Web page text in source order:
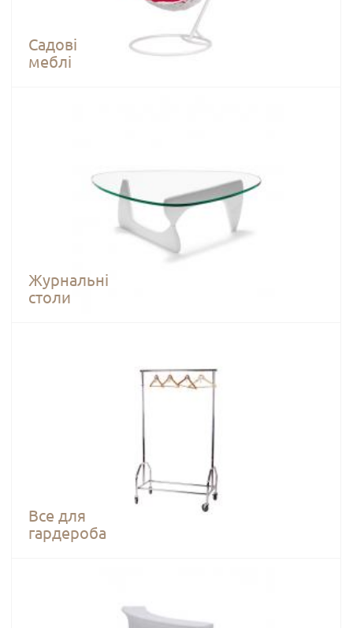
Садові
меблі
Журнальні
столи
Все для
гардероба